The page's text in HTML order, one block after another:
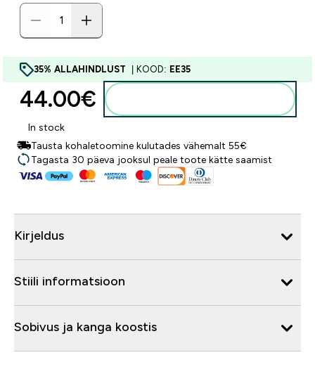
35% ALLAHINDLUST | KOOD: EE35
44.00€‎
In stock
Tausta kohaletoomine kulutades vähemalt 55€
Tagasta 30 päeva jooksul peale toote kätte saamist
Kirjeldus
Stiili informatsioon
Sobivus ja kanga koostis